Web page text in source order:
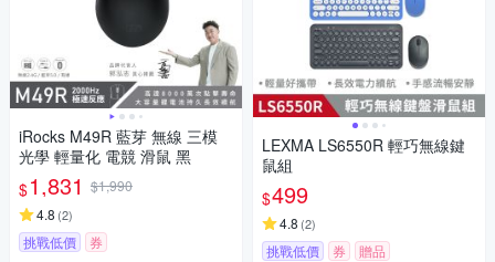
iRocks M49R 藍芽 無線 三模
光學 輕量化 電競 滑鼠 黑
$1,831 $1,990
4.8 (2)
挑戰低價 券
LEXMA LS6550R 輕巧無線鍵
鼠組
$499
4.8 (2)
挑戰低價 券 贈品